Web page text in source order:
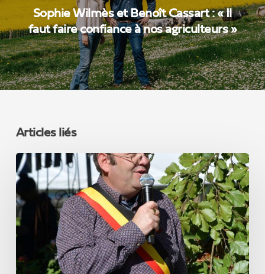
Sophie Wilmès et Benoît Cassart : « Il
faut faire confiance à nos agriculteurs »
Articles liés
Notre
élu
de
la
semaine
:
Olivier
Barthélemy